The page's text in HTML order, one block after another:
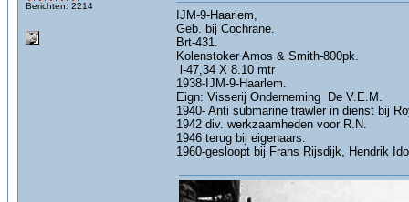
Berichten: 2214
IJM-9-Haarlem,
Geb. bij Cochrane.
Brt-431.
Kolenstoker Amos & Smith-800pk.
l-47,34 X 8.10 mtr
1938-IJM-9-Haarlem.
Eign: Visserij Onderneming De V.E.M.
1940- Anti submarine trawler in dienst bij
1942 div. werkzaamheden voor R.N.
1946 terug bij eigenaars.
1960-gesloopt bij Frans Rijsdijk, Hendrik